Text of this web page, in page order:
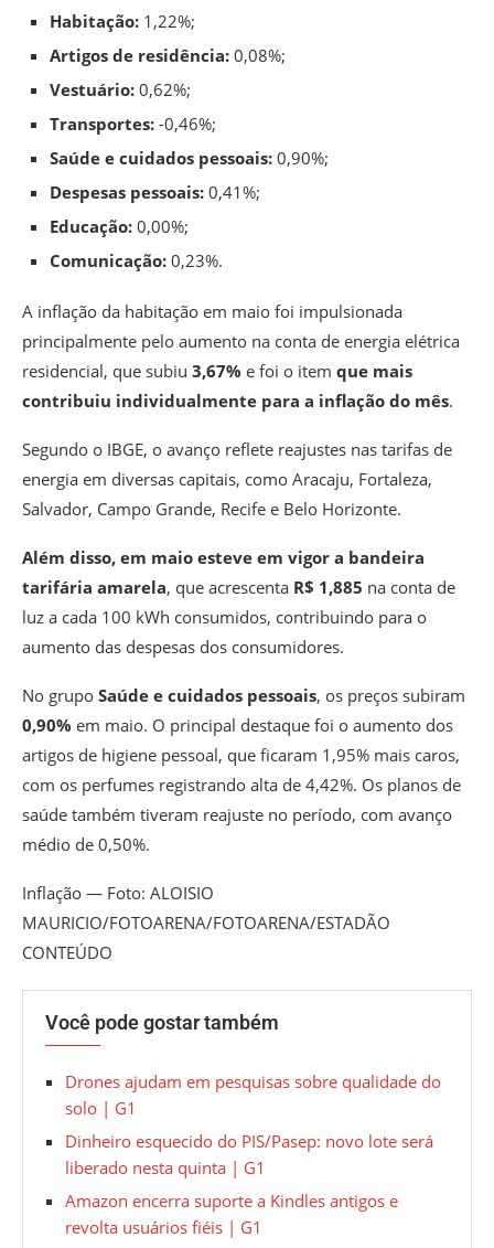
Habitação: 1,22%;
Artigos de residência: 0,08%;
Vestuário: 0,62%;
Transportes: -0,46%;
Saúde e cuidados pessoais: 0,90%;
Despesas pessoais: 0,41%;
Educação: 0,00%;
Comunicação: 0,23%.
A inflação da habitação em maio foi impulsionada
principalmente pelo aumento na conta de energia elétrica
residencial, que subiu 3,67% e foi o item que mais
contribuiu individualmente para a inflação do mês.
Segundo o IBGE, o avanço reflete reajustes nas tarifas de
energia em diversas capitais, como Aracaju, Fortaleza,
Salvador, Campo Grande, Recife e Belo Horizonte.
Além disso, em maio esteve em vigor a bandeira
tarifária amarela, que acrescenta R$ 1,885 na conta de
luz a cada 100 kWh consumidos, contribuindo para o
aumento das despesas dos consumidores.
No grupo Saúde e cuidados pessoais, os preços subiram
0,90% em maio. O principal destaque foi o aumento dos
artigos de higiene pessoal, que ficaram 1,95% mais caros,
com os perfumes registrando alta de 4,42%. Os planos de
saúde também tiveram reajuste no período, com avanço
médio de 0,50%.
Inflação — Foto: ALOISIO
MAURICIO/FOTOARENA/FOTOARENA/ESTADÃO
CONTEÚDO
Você pode gostar também
Drones ajudam em pesquisas sobre qualidade do
solo | G1
Dinheiro esquecido do PIS/Pasep: novo lote será
liberado nesta quinta | G1
Amazon encerra suporte a Kindles antigos e
revolta usuários fiéis | G1